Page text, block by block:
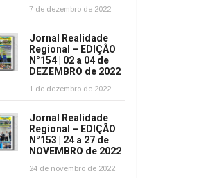
7 de dezembro de 2022
Jornal Realidade
Regional – EDIÇÃO
N°154 | 02 a 04 de
DEZEMBRO de 2022
1 de dezembro de 2022
Jornal Realidade
Regional – EDIÇÃO
N°153 | 24 a 27 de
NOVEMBRO de 2022
24 de novembro de 2022